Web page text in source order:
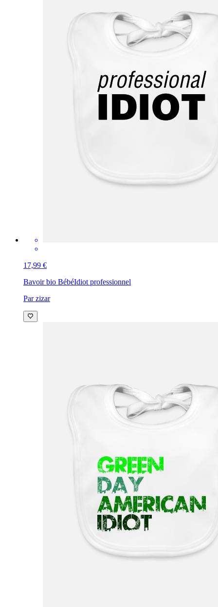
17,99 €
Bavoir bio BébéIdiot professionnel
Par zizar